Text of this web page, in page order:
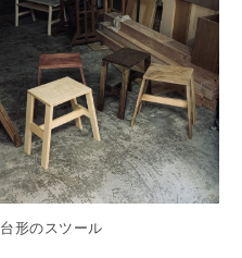
台形のスツール